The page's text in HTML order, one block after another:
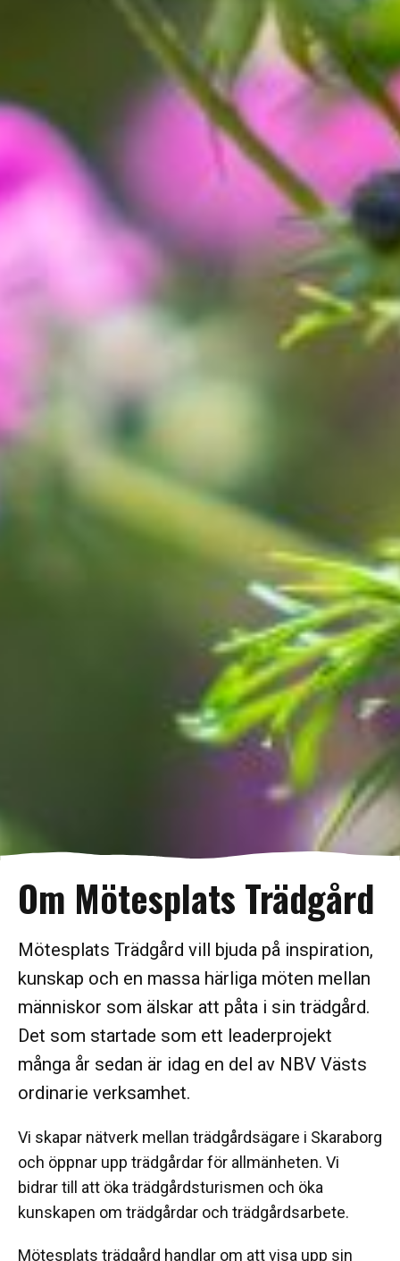
Om Mötesplats Trädgård
Mötesplats Trädgård vill bjuda på inspiration,
kunskap och en massa härliga möten mellan
människor som älskar att påta i sin trädgård.
Det som startade som ett leaderprojekt
många år sedan är idag en del av NBV Västs
ordinarie verksamhet.
Vi skapar nätverk mellan trädgårdsägare i Skaraborg
och öppnar upp trädgårdar för allmänheten. Vi
bidrar till att öka trädgårdsturismen och öka
kunskapen om trädgårdar och trädgårdsarbete.
Mötesplats trädgård handlar om att visa upp sin